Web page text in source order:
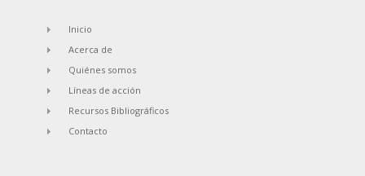
Inicio
Acerca de
Quiénes somos
Líneas de acción
Recursos Bibliográficos
Contacto